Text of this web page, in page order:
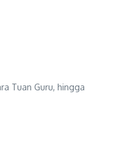
Tuan Guru, hingga